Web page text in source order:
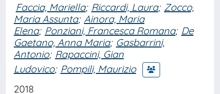
Faccia, Mariella; Riccardi, Laura; Zocco,
Maria Assunta; Ainora, Maria
Elena; Ponziani, Francesca Romana; De
Gaetano, Anna Maria; Gasbarrini,
Antonio; Rapaccini, Gian
Ludovico; Pompili, Maurizio
2018